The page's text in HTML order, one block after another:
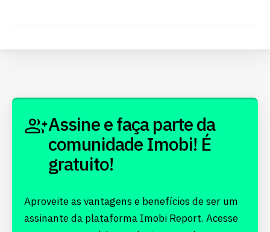
Assine e faça parte da
comunidade Imobi! É
gratuito!
Aproveite as vantagens e benefícios de ser um
assinante da plataforma Imobi Report. Acesse